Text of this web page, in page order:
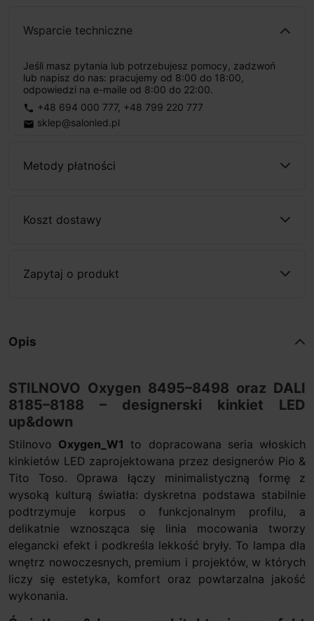
Wsparcie techniczne
Jeśli masz pytania lub potrzebujesz pomocy, zadzwoń
lub napisz do nas: pracujemy od 8:00 do 18:00,
odpowiedzi na e-maile od 8:00 do 22:00.
phone +48 694 000 777, +48 799 220 777
email sklep@salonled.pl
Metody płatności
Koszt dostawy
Zapytaj o produkt
Opis
STILNOVO Oxygen 8495–8498 oraz DALI
8185–8188 – designerski kinkiet LED
up&down
Stilnovo Oxygen_W1 to dopracowana seria włoskich
kinkietów LED zaprojektowana przez designerów Pio &
Tito Toso. Oprawa łączy minimalistyczną formę z
wysoką kulturą światła: dyskretna podstawa stabilnie
podtrzymuje korpus o funkcjonalnym profilu, a
delikatnie wznosząca się linia mocowania tworzy
elegancki efekt i podkreśla lekkość bryły. To lampa dla
wnętrz nowoczesnych, premium i projektów, w których
liczy się estetyka, komfort oraz powtarzalna jakość
wykonania.